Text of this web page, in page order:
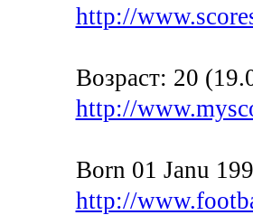
http://
Возраст: 20
http://
Born 01 Janu
http://